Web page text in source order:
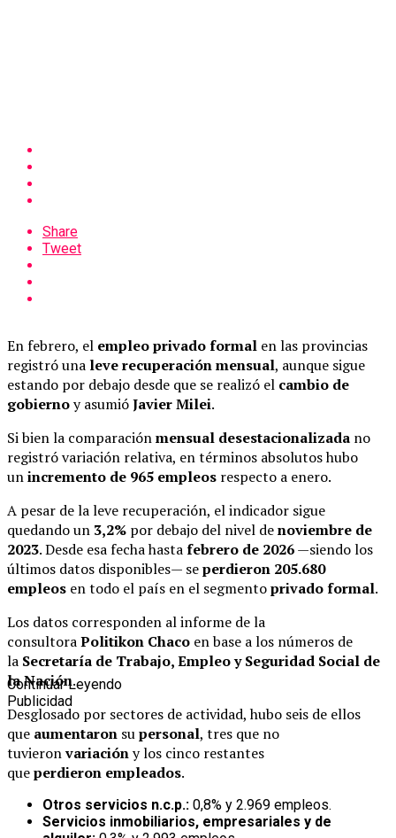
Share
Tweet
En febrero, el empleo privado formal en las provincias
registró una leve recuperación mensual, aunque sigue
estando por debajo desde que se realizó el cambio de
gobiernoy asumióJavier Milei.
Si bien la comparaciónmensual desestacionalizada no
registró variación relativa, en términos absolutos hubo
unincremento de 965 empleos respecto a enero.
A pesar de la leve recuperación, el indicador sigue
quedando un 3,2% por debajo del nivel denoviembre de
2023. Desde esa fecha hastafebrero de 2026—siendo los
últimos datos disponibles— seperdieron 205.680
empleos en todo el país en el segmentoprivado formal.
Los datos corresponden al informe de la
consultoraPolitikon Chaco en base a los números de
la Secretaría de Trabajo, Empleo y Seguridad Social de
la Nación.
Desglosado por sectores de actividad, hubo seis de ellos
que aumentaron supersonal, tres que no
tuvieronvariacióny los cinco restantes
queperdieron empleados.
Otros servicios n.c.p.: 0,8% y 2.969 empleos.
Servicios inmobiliarios, empresariales y de
Continuar Leyendo
Publicidad